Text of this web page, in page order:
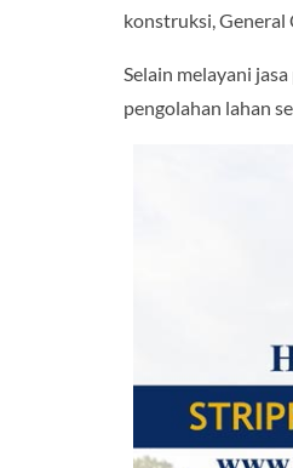
konstruksi,
Selain melayani
pengolahan lahan